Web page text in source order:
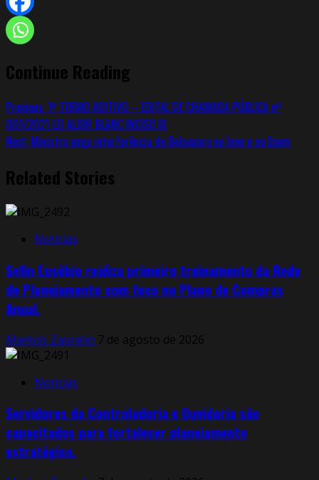
Continue Reading
Previous:1º TERMO ADITIVO – EDITAL DE CHAMADA PÚBLICA nº
001/2021 LEI ALDIR BLANC INCISO III
Next: Ministro nega interferência de Bolsonaro no Inep e no Enem
Related Stories
Notícias
Sefin Eusébio realiza primeiro treinamento da Rede
de Planejamento com foco no Plano de Compras
Anual.
Markos Zaurelio 7 de agosto de 2026
Notícias
Servidores da Controladoria e Ouvidoria são
capacitados para fortalecer planejamento
estratégico.